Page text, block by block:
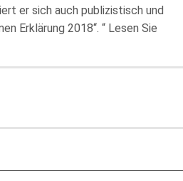
er sich auch publizistisch und
Erklärung 2018“. “ Lesen Sie